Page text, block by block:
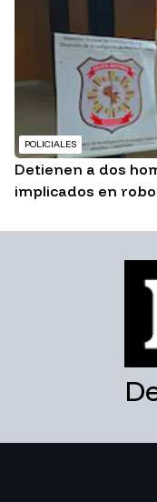
POLICIALES
Detienen a dos
implicados en